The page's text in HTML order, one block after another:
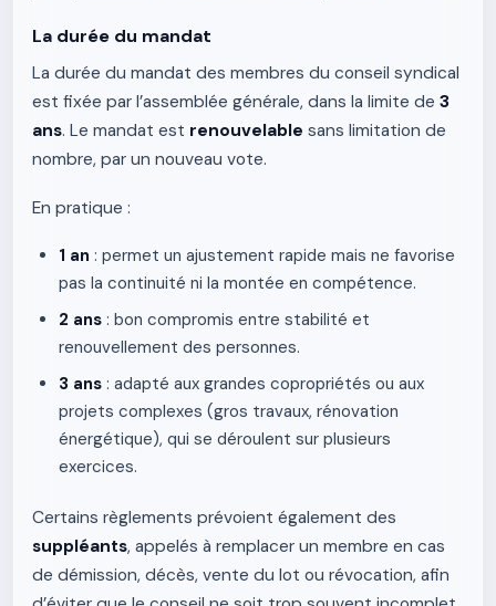
La durée du mandat
La durée du mandat des membres du conseil syndical
est fixée par l’assemblée générale, dans la limite de 3
ans. Le mandat est renouvelable sans limitation de
nombre, par un nouveau vote.
En pratique :
1 an : permet un ajustement rapide mais ne favorise
pas la continuité ni la montée en compétence.
2 ans : bon compromis entre stabilité et
renouvellement des personnes.
3 ans : adapté aux grandes copropriétés ou aux
projets complexes (gros travaux, rénovation
énergétique), qui se déroulent sur plusieurs
exercices.
Certains règlements prévoient également des
suppléants, appelés à remplacer un membre en cas
de démission, décès, vente du lot ou révocation, afin